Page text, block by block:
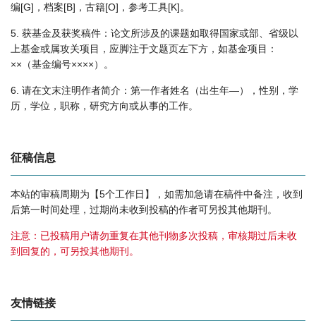
编[G]，档案[B]，古籍[O]，参考工具[K]。
5. 获基金及获奖稿件：论文所涉及的课题如取得国家或部、省级以
上基金或属攻关项目，应脚注于文题页左下方，如基金项目：
××（基金编号××××）。
6. 请在文末注明作者简介：第一作者姓名（出生年—），性别，学
历，学位，职称，研究方向或从事的工作。
征稿信息
本站的审稿周期为【5个工作日】，如需加急请在稿件中备注，收到
后第一时间处理，过期尚未收到投稿的作者可另投其他期刊。
注意：已投稿用户请勿重复在其他刊物多次投稿，审核期过后未收
到回复的，可另投其他期刊。
友情链接